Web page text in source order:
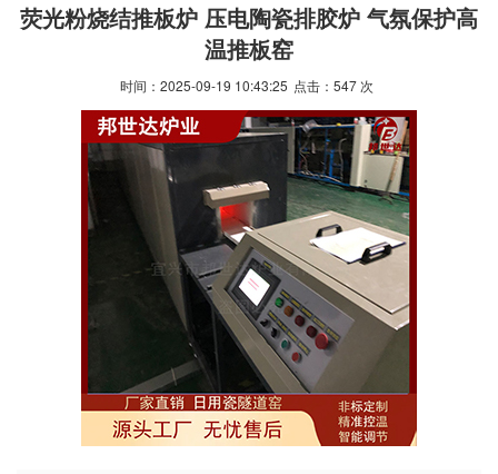
荧光粉烧结推板炉 压电陶瓷排胶炉 气氛保护高
温推板窑
时间：2025-09-19 10:43:25 点击： 547 次